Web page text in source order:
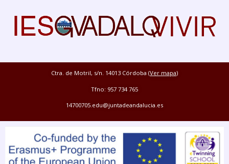
Ctra. de Motril, s/n. 14013 Córdoba (Ver mapa)
Tfno: 957 734 765
14700705.edu@juntadeandalucia.es